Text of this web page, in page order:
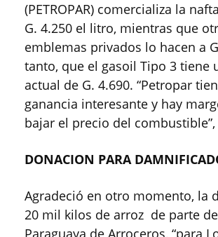
(PETROPAR) comercializa la
G. 4.250 el litro, mientras que
emblemas privados lo hacen a
tanto, que el gasoil Tipo 3 tiene
actual de G. 4.690. “Petropar
ganancia interesante y hay
bajar el precio del
DONACION PARA
Agradeció en otro momento, la
20 mil kilos de arroz de parte
Paraguaya de Arroceros, “para